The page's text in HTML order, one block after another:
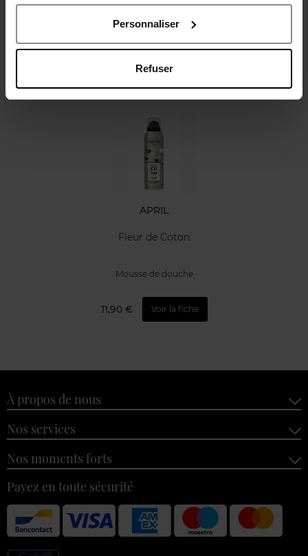
Personnaliser
Refuser
APRIL
Fleur de Coton
Mousse de douche
11,90 € Voir la fiche
À propos de nous
Nos services
Nos moments forts
Payez en toute sécurité